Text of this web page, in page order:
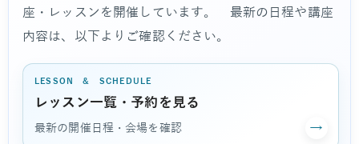
座・レッスンを開催しています。 最新の日程や講座
内容は、以下よりご確認ください。
LESSON & SCHEDULE
レッスン一覧・予約を見る
最新の開催日程・会場を確認 →